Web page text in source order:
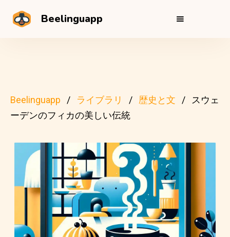
Beelinguapp
Beelinguapp ライブラリ 歴史と文
スウェ
ーデンのフィカの美しい伝統